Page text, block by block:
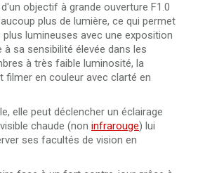
objectif à grande ouverture F1.0
plus de lumière, ce qui permet
lumineuses avec une exposition
à sa sensibilité élevée dans les
à très faible luminosité, la
filmer en couleur avec clarté en
elle peut déclencher un éclairage
chaude (non infrarouge) lui
ses facultés de vision en